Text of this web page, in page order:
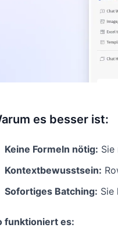
es besser ist:
Keine Formeln nötig: Sie
Kontextbewusstsein:
Sofortiges Batching: Sie
funktioniert es: